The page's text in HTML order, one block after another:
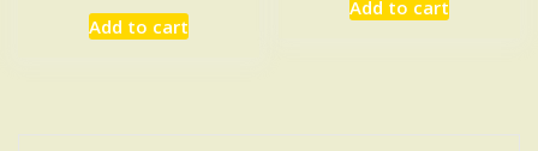
Add to cart
Add to cart